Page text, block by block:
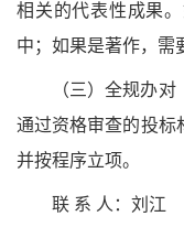
相关的代表性成果
中；如果是著作，需
（三）全规办
通过资格审查的投标
并按程序立项。
联 系 人： 刘江